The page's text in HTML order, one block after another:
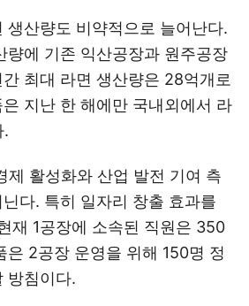
생산량도 비약적으로 늘어난다.
량에 기존 익산공장과 원주공장
최대 라면 생산량은 28억개로
지난 한 해에만 국내외에서 라
.
제 활성화와 산업 발전 기여 측
다. 특히 일자리 창출 효과를
재 1공장에 소속된 직원은 350
은 2공장 운영을 위해 150명 정
방침이다.